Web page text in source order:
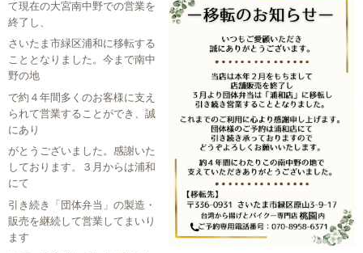
て現在の大宮南中野での営業を
終了し、
さいたま市緑区浦和に移転する
こととなりました。今まで南中
野の地
で約４年間多くのお客様に支え
られて営業することができ、誠
にあり
がとうございました。感謝いた
しております。３月からは浦和
にて
引き続き「団体弁当」の製造・
販売を継続して営業してまいり
ます